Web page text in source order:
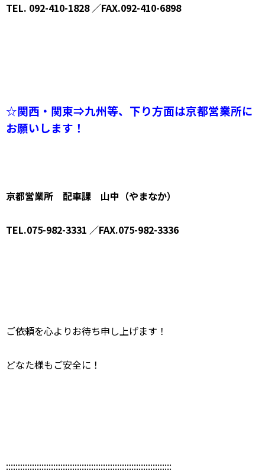
TEL. 092-410-1828 ／FAX.092-410-6898
☆関西・関東⇒九州等、下り方面は京都営業所に
お願いします！
京都営業所 配車課 山中（やまなか）
TEL.075-982-3331 ／FAX.075-982-3336
ご依頼を心よりお待ち申し上げます！
どなた様もご安全に！
::::::::::::::::::::::::::::::::::::::::::::::::::::::::::::::::::::::